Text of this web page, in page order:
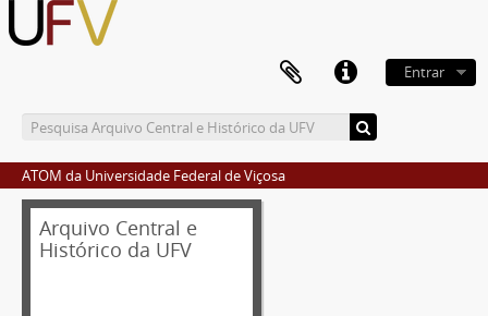
Entrar
ATOM da Universidade Federal de Viçosa
Arquivo Central e
Histórico da UFV